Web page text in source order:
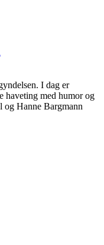
I dag er
haveting med humor og
og Hanne Bargmann